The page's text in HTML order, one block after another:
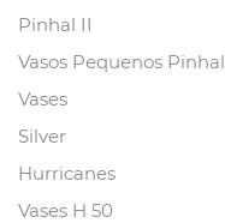
Pinhal II
Vasos Pequenos Pinhal
Vases
Silver
Hurricanes
Vases H 50